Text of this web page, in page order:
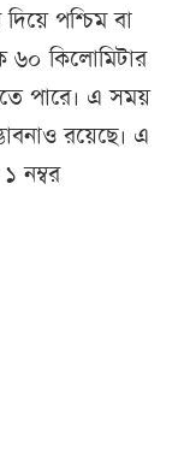
পশ্চিম বা
৬০ কিলোমিটার
পারে। এ সময়
রয়েছে। এ
নম্বর